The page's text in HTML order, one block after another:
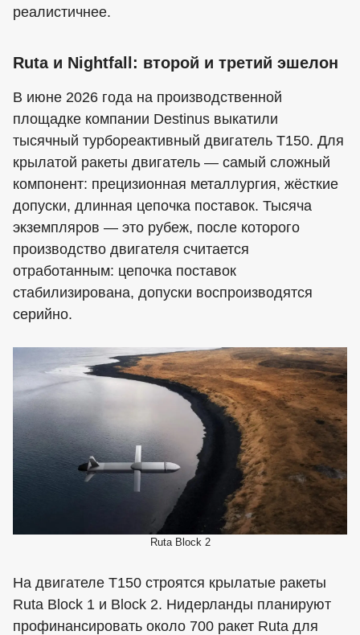
реалистичнее.
Ruta и Nightfall: второй и третий эшелон
В июне 2026 года на производственной
площадке компании Destinus выкатили
тысячный турбореактивный двигатель T150. Для
крылатой ракеты двигатель — самый сложный
компонент: прецизионная металлургия, жёсткие
допуски, длинная цепочка поставок. Тысяча
экземпляров — это рубеж, после которого
производство двигателя считается
отработанным: цепочка поставок
стабилизирована, допуски воспроизводятся
серийно.
Ruta Block 2
На двигателе T150 строятся крылатые ракеты
Ruta Block 1 и Block 2. Нидерланды планируют
профинансировать около 700 ракет Ruta для